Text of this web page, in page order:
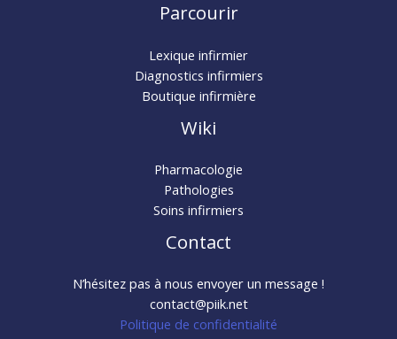
Parcourir
Lexique infirmier
Diagnostics infirmiers
Boutique infirmière
Wiki
Pharmacologie
Pathologies
Soins infirmiers
Contact
N’hésitez pas à nous envoyer un message !
contact@piik.net
Politique de confidentialité